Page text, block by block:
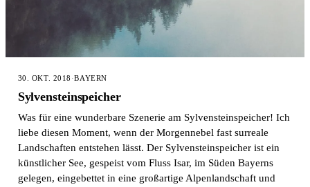
30. OKT. 2018 ·BAYERN
Sylvensteinspeicher
Was für eine wunderbare Szenerie am Sylvensteinspeicher! Ich
liebe diesen Moment, wenn der Morgennebel fast surreale
Landschaften entstehen lässt. Der Sylvensteinspeicher ist ein
künstlicher See, gespeist vom Fluss Isar, im Süden Bayerns
gelegen, eingebettet in eine großartige Alpenlandschaft und